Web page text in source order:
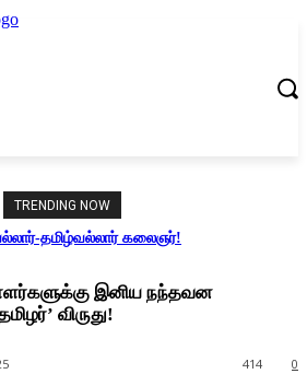
TRENDING NOW
தமிழ்வல்லார் கலைஞர்!
இனிய நந்தவன
விருது!
0
414